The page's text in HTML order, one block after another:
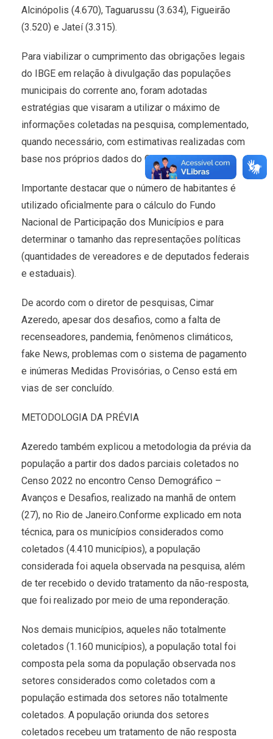
Alcinópolis (4.670), Taguarussu (3.634), Figueirão
(3.520) e Jateí (3.315).
Para viabilizar o cumprimento das obrigações legais
do IBGE em relação à divulgação das populações
municipais do corrente ano, foram adotadas
estratégias que visaram a utilizar o máximo de
informações coletadas na pesquisa, complementado,
quando necessário, com estimativas realizadas com
base nos próprios dados do Censo.
Importante destacar que o número de habitantes é
utilizado oficialmente para o cálculo do Fundo
Nacional de Participação dos Municípios e para
determinar o tamanho das representações políticas
(quantidades de vereadores e de deputados federais
e estaduais).
De acordo com o diretor de pesquisas, Cimar
Azeredo, apesar dos desafios, como a falta de
recenseadores, pandemia, fenômenos climáticos,
fake News, problemas com o sistema de pagamento
e inúmeras Medidas Provisórias, o Censo está em
vias de ser concluído.
METODOLOGIA DA PRÉVIA
Azeredo também explicou a metodologia da prévia da
população a partir dos dados parciais coletados no
Censo 2022 no encontro Censo Demográfico –
Avanços e Desafios, realizado na manhã de ontem
(27), no Rio de Janeiro.Conforme explicado em nota
técnica, para os municípios considerados como
coletados (4.410 municípios), a população
considerada foi aquela observada na pesquisa, além
de ter recebido o devido tratamento da não-resposta,
que foi realizado por meio de uma reponderação.
Nos demais municípios, aqueles não totalmente
coletados (1.160 municípios), a população total foi
composta pela soma da população observada nos
setores considerados como coletados com a
população estimada dos setores não totalmente
coletados. A população oriunda dos setores
coletados recebeu um tratamento de não resposta